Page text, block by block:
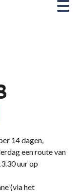
14 dagen,
een route van
uur op
(via het